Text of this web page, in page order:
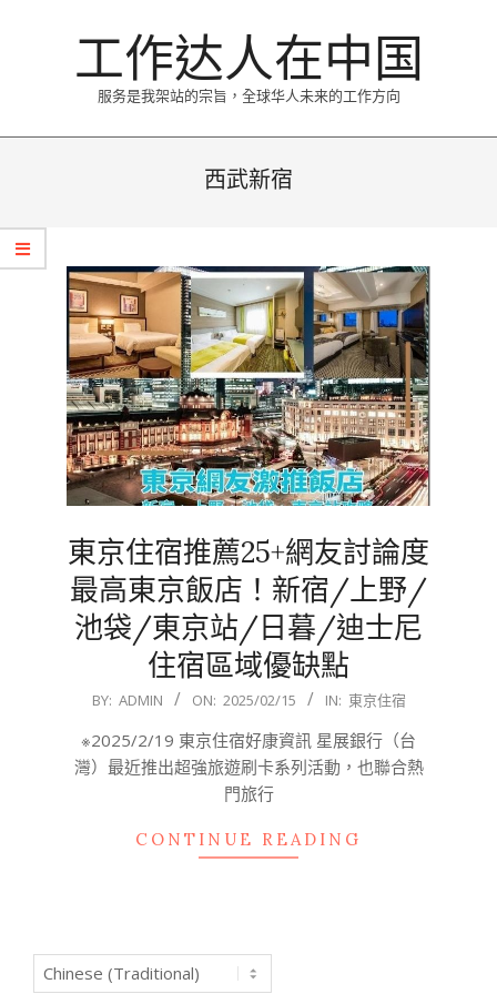
工作达人在中国
服务是我架站的宗旨，全球华人未来的工作方向
西武新宿
東京住宿推薦25+網友討論度
最高東京飯店！新宿/上野/
池袋/東京站/日暮/迪士尼
住宿區域優缺點
2025-
15
BY: ADMIN ON: 2025/02/15 IN: 東京住宿
※2025/2/19 東京住宿好康資訊 星展銀行（台
灣）最近推出超強旅遊刷卡系列活動，也聯合熱
門旅行
CONTINUE READING